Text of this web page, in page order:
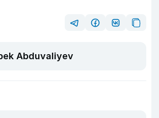
Abduvaliyev